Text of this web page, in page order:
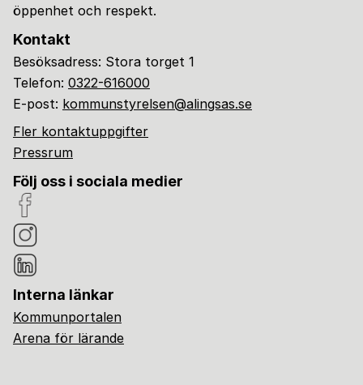
öppenhet och respekt.
Kontakt
Besöksadress: Stora torget 1
Telefon: 0322-616000
E-post: kommunstyrelsen@alingsas.se
Fler kontaktuppgifter
Pressrum
Följ oss i sociala medier
Interna länkar
Kommunportalen
Arena för lärande